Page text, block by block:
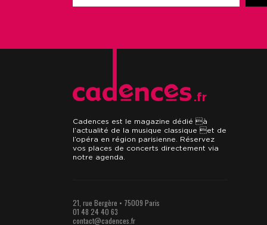
.fr
Cadences est le magazine dédié à
l’actualité de la musique classique et de
l’opéra en région parisienne. Réservez
vos places de concerts directement via
notre agenda.
21, rue Bergère • 75009 Paris
01 48 24 40 63
contact@cadences.fr